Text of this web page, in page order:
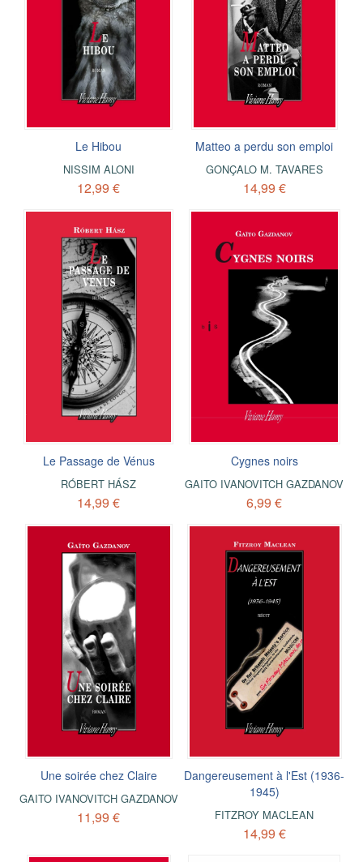
Le Hibou
NISSIM ALONI
12,99 €
Matteo a perdu son emploi
GONÇALO M. TAVARES
14,99 €
Le Passage de Vénus
RÓBERT HÁSZ
14,99 €
Cygnes noirs
GAITO IVANOVITCH GAZDANOV
6,99 €
Une soirée chez Claire
GAITO IVANOVITCH GAZDANOV
11,99 €
Dangereusement à l'Est (1936-
1945)
FITZROY MACLEAN
14,99 €